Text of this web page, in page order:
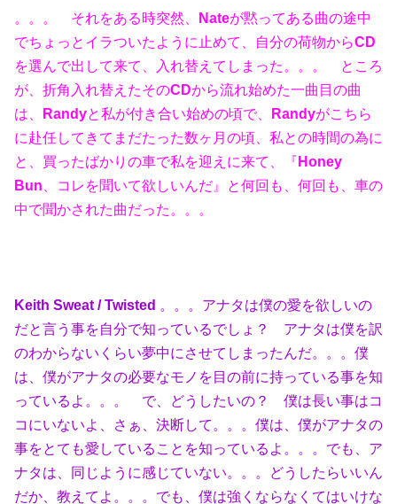
。。。 それをある時突然、 Nateが黙ってある曲の途中
でちょっとイラついたように止めて、自分の荷物からCD
を選んで出して来て、入れ替えてしまった。。。 ところ
が、折角入れ替えたそのCDから流れ始めた一曲目の曲
は、
Randyと私が付き合い始めの頃で、 Randyがこちら
に赴任してきてまだたった数ヶ月の頃、私との時間の為に
と、買ったばかりの車で私を迎えに来て、『 Honey
Bun 、コレを聞いて欲しいんだ』と何回も、何回も、車の
中で聞かされた曲だった。。。
Keith Sweat / Twisted 。。。アナタは僕の愛を欲しいの
だと言う事を自分で知っているでしょ？ アナタは僕を訳
のわからないくらい夢中にさせてしまったんだ。。。僕
は、僕がアナタの必要なモノを目の前に持っている事を知
っているよ。。。 で、どうしたいの？ 僕は長い事はコ
コにいないよ、さぁ、決断して。。。僕は、僕がアナタの
事をとても愛していることを知っているよ。。。でも、ア
ナタは、同じように感じていない。。。どうしたらいいん
だか、教えてよ。。。でも、僕は強くならなくてはいけな